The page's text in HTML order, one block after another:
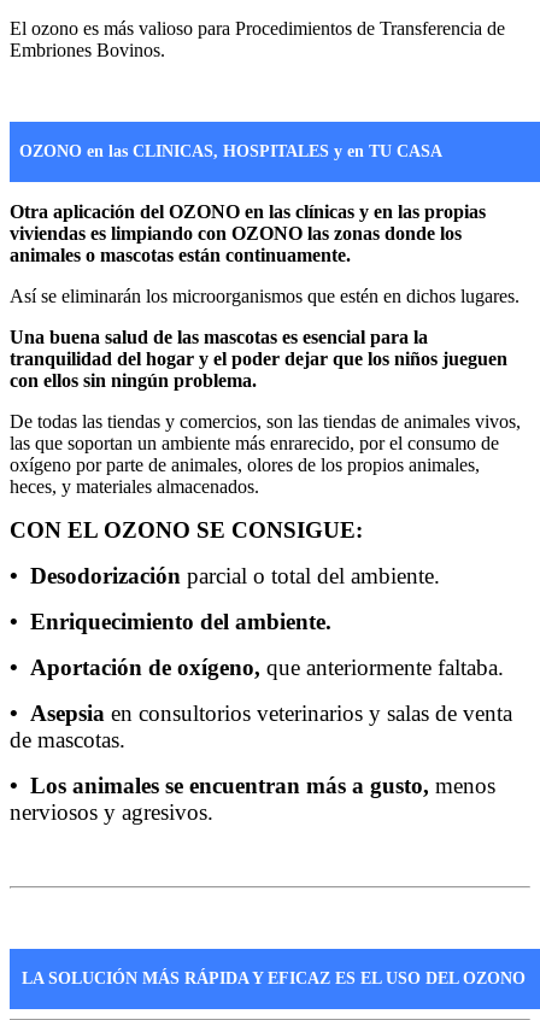
El ozono es más valioso para Procedimientos de Transferencia de
Embriones Bovinos.
OZONO en las CLINICAS, HOSPITALES y en TU CASA
Otra aplicación del OZONO en las clínicas y en las propias
viviendas es limpiando con OZONO las zonas donde los
animales o mascotas están continuamente.
Así se eliminarán los microorganismos que estén en dichos lugares.
Una buena salud de las mascotas es esencial para la
tranquilidad del hogar y el poder dejar que los niños jueguen
con ellos sin ningún problema.
De todas las tiendas y comercios, son las tiendas de animales vivos,
las que soportan un ambiente más enrarecido, por el consumo de
oxígeno por parte de animales, olores de los propios animales,
heces, y materiales almacenados.
CON EL OZONO SE CONSIGUE:
• Desodorización parcial o total del ambiente.
• Enriquecimiento del ambiente.
• Aportación de oxígeno, que anteriormente faltaba.
• Asepsia en consultorios veterinarios y salas de venta
de mascotas.
• Los animales se encuentran más a gusto, menos
nerviosos y agresivos.
LA SOLUCIÓN MÁS RÁPIDA Y EFICAZ ES EL USO DEL OZONO